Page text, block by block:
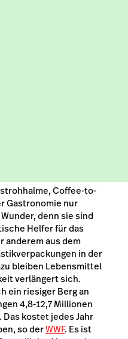
Coffee-to-
Gastronomie nur
denn sie sind
Helfer für das
anderem aus dem
in der
bleiben Lebensmittel
verlängert sich.
ein riesiger Berg an
4,8-12,7 Millionen
kostet jedes Jahr
so derWWF. Es ist